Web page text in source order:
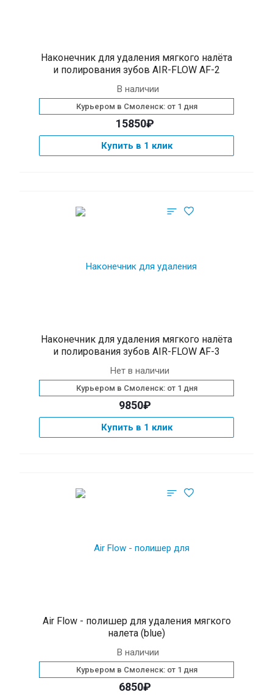
Наконечник для удаления мягкого налёта
и полирования зубов AIR-FLOW AF-2
В наличии
Курьером в Смоленск: от 1 дня
15850₽
Купить в 1 клик
Наконечник для удаления мягкого налёта
и полирования зубов AIR-FLOW AF-3
Нет в наличии
Курьером в Смоленск: от 1 дня
9850₽
Купить в 1 клик
Air Flow - полишер для удаления мягкого
налета (blue)
В наличии
Курьером в Смоленск: от 1 дня
6850₽